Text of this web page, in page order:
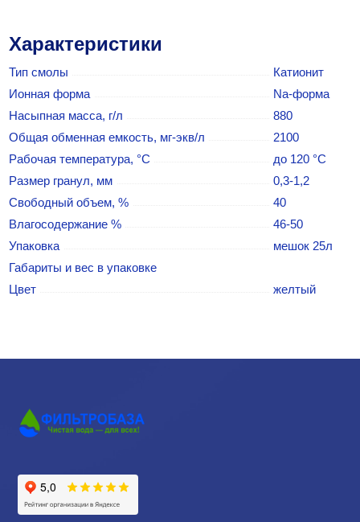
Характеристики
Тип смолы
Катионит
Ионная форма
Na-форма
Насыпная масса, г/л
880
Общая обменная емкость, мг-экв/л
2100
Рабочая температура, °С
до 120 °С
Размер гранул, мм
0,3-1,2
Свободный объем, %
40
Влагосодержание %
46-50
Упаковка
мешок 25л
Габариты и вес в упаковке
Цвет
желтый